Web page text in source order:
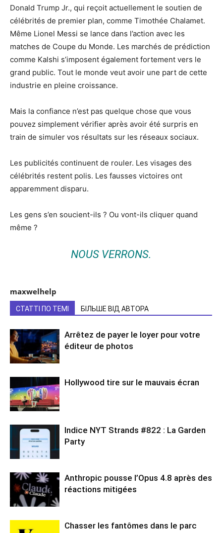
Donald Trump Jr., qui reçoit actuellement le soutien de
célébrités de premier plan, comme Timothée Chalamet.
Même Lionel Messi se lance dans l’action avec les
matches de Coupe du Monde. Les marchés de prédiction
comme Kalshi s’imposent également fortement vers le
grand public. Tout le monde veut avoir une part de cette
industrie en pleine croissance.
Mais la confiance n’est pas quelque chose que vous
pouvez simplement vérifier après avoir été surpris en
train de simuler vos résultats sur les réseaux sociaux.
Les publicités continuent de rouler. Les visages des
célébrités restent polis. Les fausses victoires ont
apparemment disparu.
Les gens s’en soucient-ils ? Ou vont-ils cliquer quand
même ?
NOUS VERRONS.
maxwelhelp
СТАТТІ ПО ТЕМІ БІЛЬШЕ ВІД АВТОРА
Arrêtez de payer le loyer pour votre
éditeur de photos
Hollywood tire sur le mauvais écran
Indice NYT Strands #822 : La Garden
Party
Anthropic pousse l’Opus 4.8 après des
réactions mitigées
Chasser les fantômes dans le parc